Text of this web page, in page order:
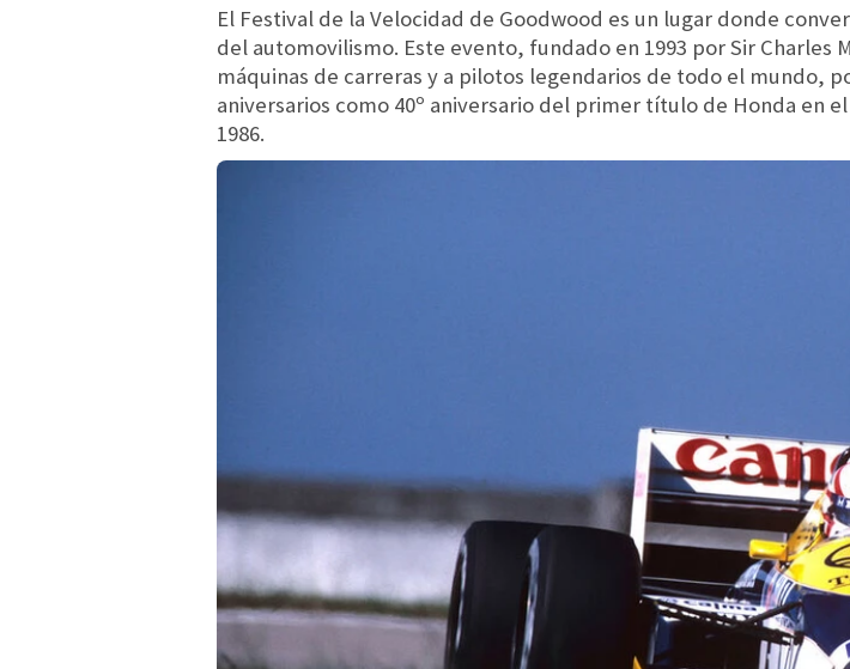
El Festival de la Velocidad de Goodwood es un lugar donde
del automovilismo. Este evento, fundado en 1993 por Sir Charles
máquinas de carreras y a pilotos legendarios de todo el mundo,
aniversarios como 40º aniversario del primer título de Honda en
1986.